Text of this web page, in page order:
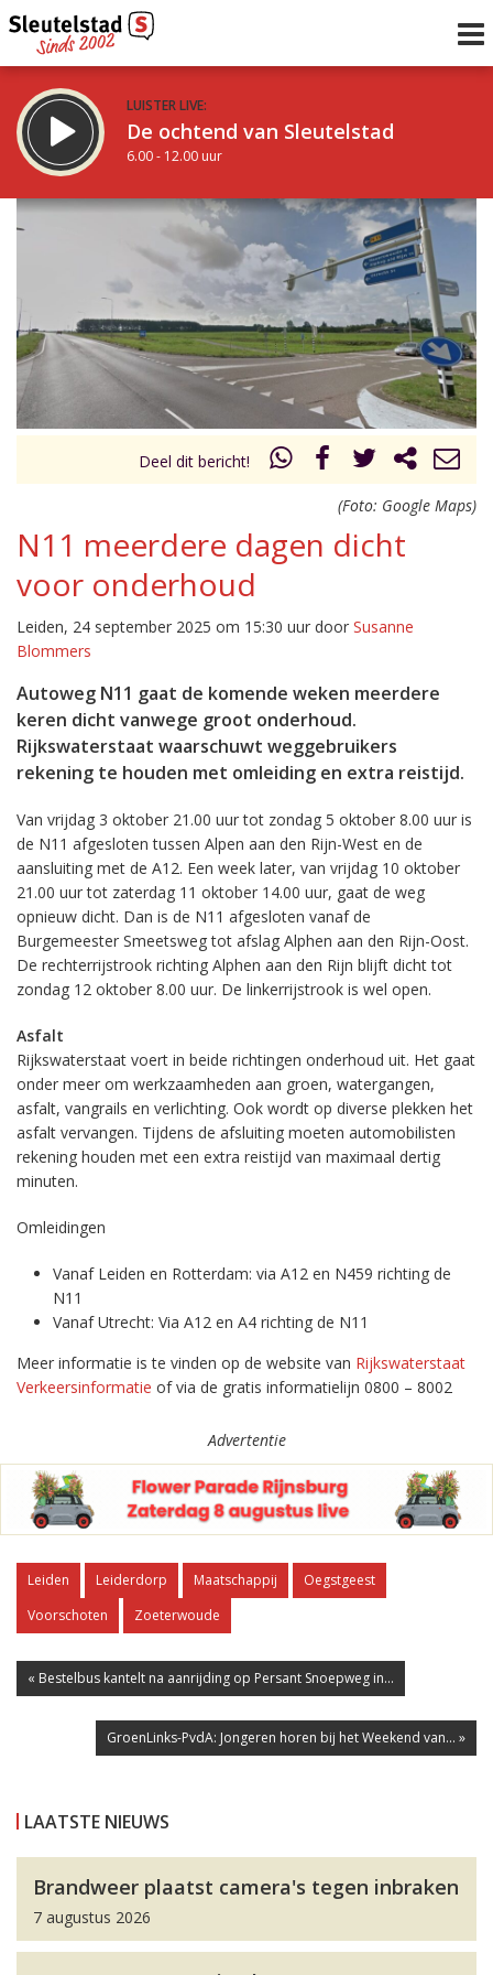
LUISTER LIVE:
De ochtend van Sleutelstad
6.00 - 12.00 uur
STRAKS:
De middag van Sleutelstad
uur 1 van 0 Volgend uur
Inklappen
Deel dit bericht!
(Foto: Google Maps)
N11 meerdere dagen dicht
voor onderhoud
Leiden, 24 september 2025 om 15:30 uur door Susanne
Blommers
Autoweg N11 gaat de komende weken meerdere
keren dicht vanwege groot onderhoud.
Rijkswaterstaat waarschuwt weggebruikers
rekening te houden met omleiding en extra reistijd.
Van vrijdag 3 oktober 21.00 uur tot zondag 5 oktober 8.00 uur is
de N11 afgesloten tussen Alpen aan den Rijn-West en de
aansluiting met de A12. Een week later, van vrijdag 10 oktober
21.00 uur tot zaterdag 11 oktober 14.00 uur, gaat de weg
opnieuw dicht. Dan is de N11 afgesloten vanaf de
Burgemeester Smeetsweg tot afslag Alphen aan den Rijn-Oost.
De rechterrijstrook richting Alphen aan den Rijn blijft dicht tot
zondag 12 oktober 8.00 uur. De linkerrijstrook is wel open.
Asfalt
Rijkswaterstaat voert in beide richtingen onderhoud uit. Het gaat
onder meer om werkzaamheden aan groen, watergangen,
asfalt, vangrails en verlichting. Ook wordt op diverse plekken het
asfalt vervangen. Tijdens de afsluiting moeten automobilisten
rekening houden met een extra reistijd van maximaal dertig
minuten.
Omleidingen
Vanaf Leiden en Rotterdam: via A12 en N459 richting de
N11
Vanaf Utrecht: Via A12 en A4 richting de N11
Meer informatie is te vinden op de website van Rijkswaterstaat
Verkeersinformatie of via de gratis informatielijn 0800 – 8002
Advertentie
Leiden Leiderdorp Maatschappij
Oegstgeest
Voorschoten
Zoeterwoude
« Bestelbus kantelt na aanrijding op Persant Snoepweg in...
GroenLinks-PvdA: Jongeren horen bij het Weekend van... »
LAATSTE NIEUWS
Brandweer plaatst camera's tegen inbraken
7 augustus 2026